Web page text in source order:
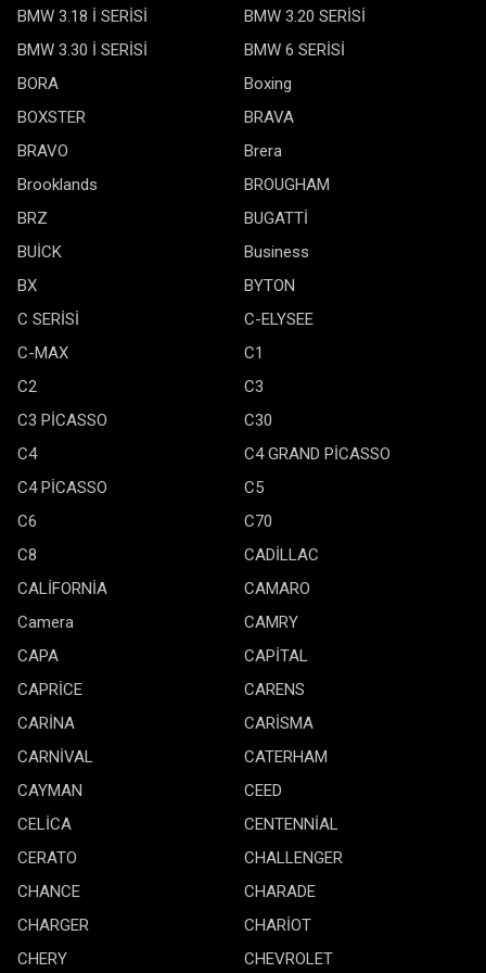
BMW 3.18 İ SERİSİ
BMW 3.20 SERİSİ
BMW 3.30 İ SERİSİ
BMW 6 SERİSİ
BORA
Boxing
BOXSTER
BRAVA
BRAVO
Brera
Brooklands
BROUGHAM
BRZ
BUGATTİ
BUİCK
Business
BX
BYTON
C SERİSİ
C-ELYSEE
C-MAX
C1
C2
C3
C3 PİCASSO
C30
C4
C4 GRAND PİCASSO
C4 PİCASSO
C5
C6
C70
C8
CADİLLAC
CALİFORNİA
CAMARO
Camera
CAMRY
CAPA
CAPİTAL
CAPRİCE
CARENS
CARİNA
CARİSMA
CARNİVAL
CATERHAM
CAYMAN
CEED
CELİCA
CENTENNİAL
CERATO
CHALLENGER
CHANCE
CHARADE
CHARGER
CHARİOT
CHERY
CHEVROLET